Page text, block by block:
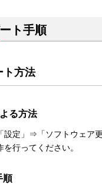
ト手順
ト方法
る方法
設定」⇒「ソフトウェア
を行ってください。
順